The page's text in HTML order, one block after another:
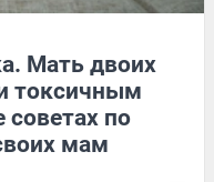
Мать двоих
токсичным
по
мам